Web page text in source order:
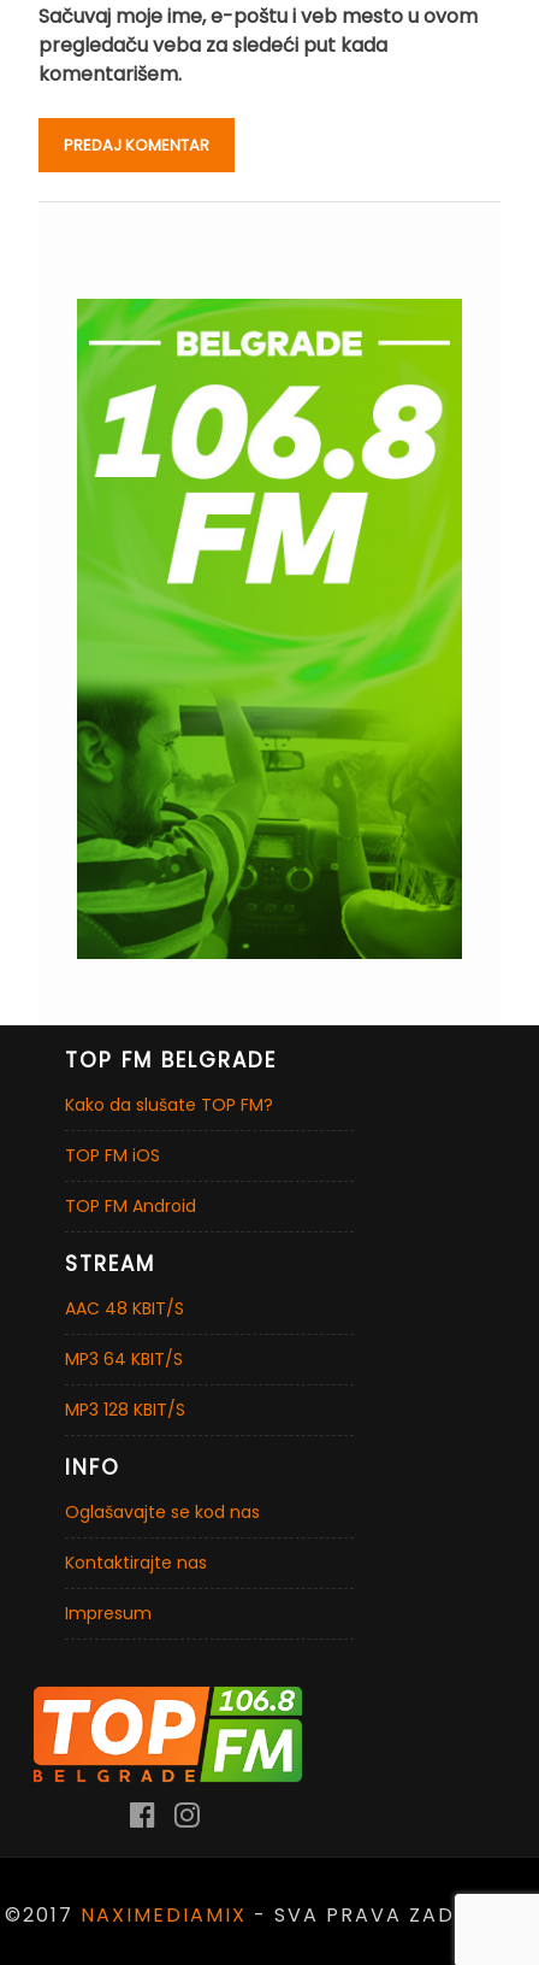
Sačuvaj moje ime, e-poštu i veb mesto u ovom
pregledaču veba za sledeći put kada
komentarišem.
TOP FM BELGRADE
Kako da slušate TOP FM?
TOP FM iOS
TOP FM Android
STREAM
AAC 48 KBIT/S
MP3 64 KBIT/S
MP3 128 KBIT/S
INFO
Oglašavajte se kod nas
Kontaktirajte nas
Impresum
©2017 NAXIMEDIAMIX - SVA PRAVA ZADRŽANA.